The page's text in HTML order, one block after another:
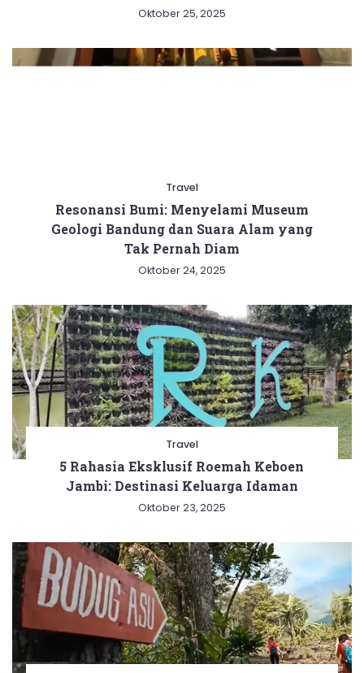
Oktober 25, 2025
Travel
Resonansi Bumi: Menyelami Museum
Geologi Bandung dan Suara Alam yang
Tak Pernah Diam
Oktober 24, 2025
Travel
5 Rahasia Eksklusif Roemah Keboen
Jambi: Destinasi Keluarga Idaman
Oktober 23, 2025